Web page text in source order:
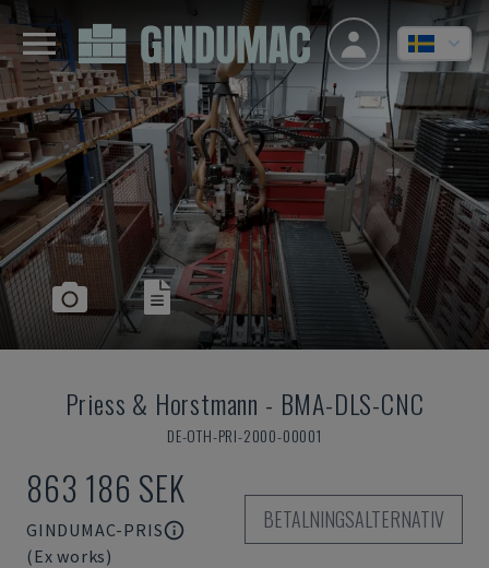
Priess & Horstmann - BMA-DLS-CNC
DE-OTH-PRI-2000-00001
863 186 SEK
GINDUMAC-PRIS
(Ex works)
BETALNINGSALTERNATIV